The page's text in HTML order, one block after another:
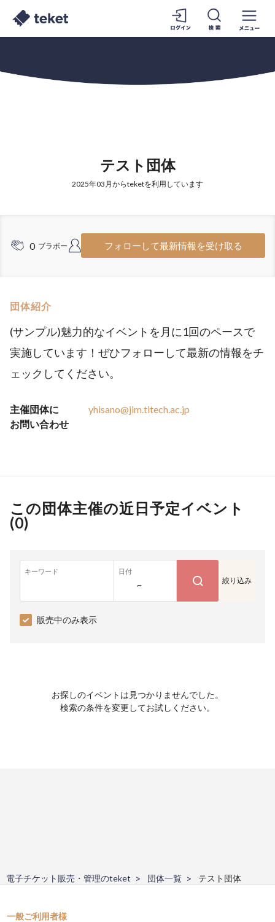
テスト団体
2025年03月からteketを利用しています
0 ブラボー フォロワー
フォローして最新情報を受け取る
団体紹介
(サンプル)魅力的なイベントを月に1回のペースで
実施しています！ぜひフォローして最新の情報をチ
ェックしてください。
主催団体に
お問い合わせ
yhisano@jim.titech.ac.jp
この団体主催の近日予定イベント
(0)
キーワード 日付
~ 絞り込み
販売中のみ表示
お探しのイベントは見つかりませんでした。
検索の条件を変更してお試しください。
電子チケット販売・管理のteket 団体一覧 テスト団体
一般ご利用者様